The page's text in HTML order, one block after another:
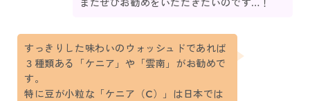
またぜひお勧めをいただきたいのです…！
すっきりした味わいのウォッシュドであれば
３種類ある「ケニア」や「雲南」がお勧めで
す。
特に豆が小粒な「ケニア（C）」は日本では